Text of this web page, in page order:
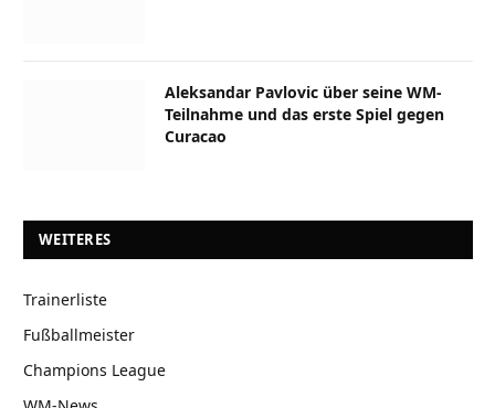
Aleksandar Pavlovic über seine WM-
Teilnahme und das erste Spiel gegen
Curacao
WEITERES
Trainerliste
Fußballmeister
Champions League